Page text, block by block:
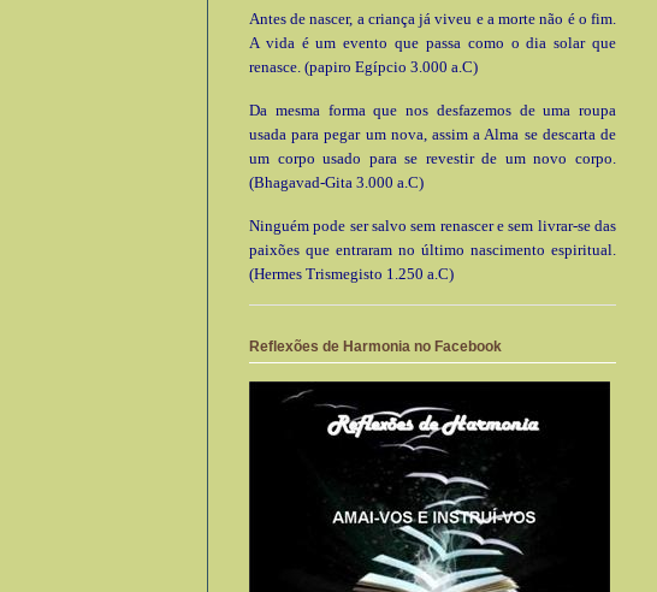
Antes de nascer, a criança já viveu e a morte não é o fim.
A vida é um evento que passa como o dia solar que
renasce. (papiro Egípcio 3.000 a.C)
Da mesma forma que nos desfazemos de uma roupa
usada para pegar um nova, assim a Alma se descarta de
um corpo usado para se revestir de um novo corpo.
(Bhagavad-Gita 3.000 a.C)
Ninguém pode ser salvo sem renascer e sem livrar-se das
paixões que entraram no último nascimento espiritual.
(Hermes Trismegisto 1.250 a.C)
Reflexões de Harmonia no Facebook